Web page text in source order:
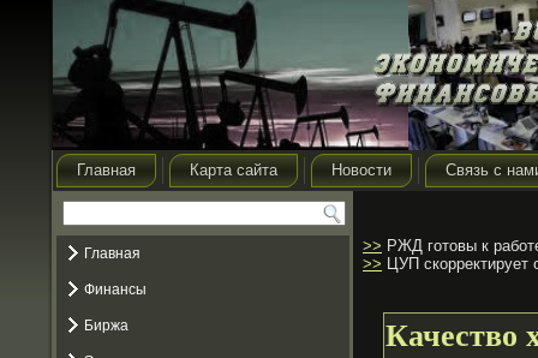
Главная Карта сайта Новости Связь с
Главная
Финансы
Биржа
>> РЖД готовы к
>> ЦУП скорректирует
Качество